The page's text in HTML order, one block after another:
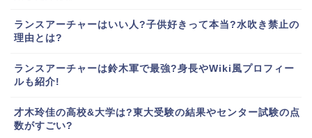
ランスアーチャーはいい人?子供好きって本当?水吹き禁止の
理由とは?
ランスアーチャーは鈴木軍で最強?身長やWiki風プロフィー
ルも紹介!
才木玲佳の高校&大学は?東大受験の結果やセンター試験の点
数がすごい?